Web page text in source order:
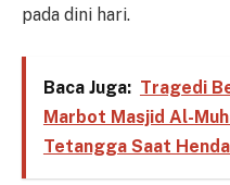
pada dini hari.
Baca Juga: Tragedi
Marbot Masjid Al-
Tetangga Saat